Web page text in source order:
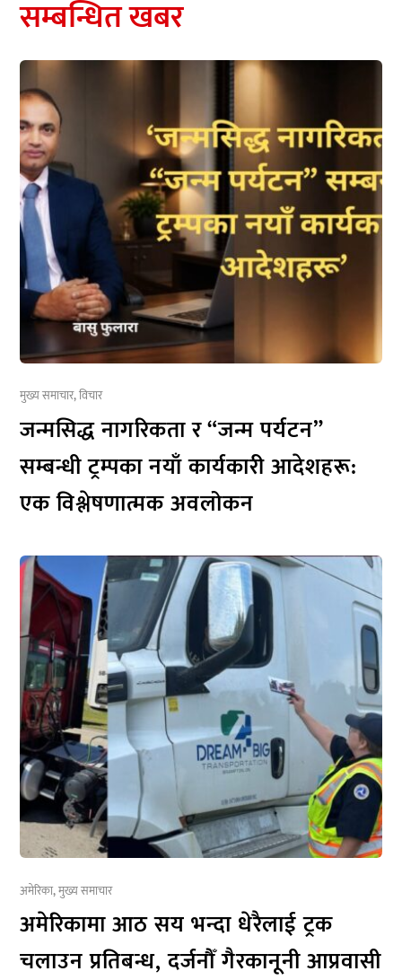
सम्बन्धित खबर
मुख्य समाचार,विचार
जन्मसिद्ध नागरिकता र “जन्म पर्यटन”
सम्बन्धी ट्रम्पका नयाँ कार्यकारी आदेशहरू:
एक विश्लेषणात्मक अवलोकन
अमेरिका,मुख्य समाचार
अमेरिकामा आठ सय भन्दा धेरैलाई ट्रक
चलाउन प्रतिबन्ध, दर्जनौँ गैरकानूनी आप्रवासी